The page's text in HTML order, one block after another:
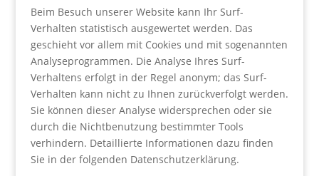
Beim Besuch unserer Website kann Ihr Surf-
Verhalten statistisch ausgewertet werden. Das
geschieht vor allem mit Cookies und mit sogenannten
Analyseprogrammen. Die Analyse Ihres Surf-
Verhaltens erfolgt in der Regel anonym; das Surf-
Verhalten kann nicht zu Ihnen zurückverfolgt werden.
Sie können dieser Analyse widersprechen oder sie
durch die Nichtbenutzung bestimmter Tools
verhindern. Detaillierte Informationen dazu finden
Sie in der folgenden Datenschutzerklärung.